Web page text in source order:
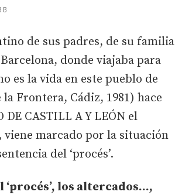
de sus padres, de su familia
donde viajaba para
es la vida en este pueblo de
Frontera, Cádiz, 1981) hace
CASTILL A Y LEÓN el
marcado por la situación
del ‘procés’.
‘procés’, los altercados...,